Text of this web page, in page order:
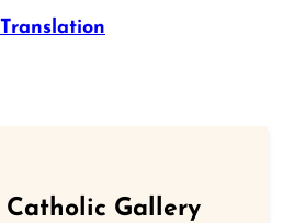
Catholic Gallery